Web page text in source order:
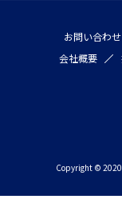
お問い合わせ
会社概要
Copyright © 2020